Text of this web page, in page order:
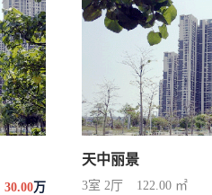
30.00万
天中丽景
3室 2厅 122.00 ㎡